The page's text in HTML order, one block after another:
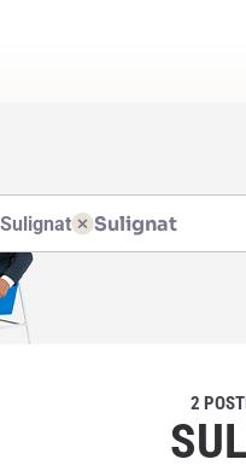
Sulignat
2